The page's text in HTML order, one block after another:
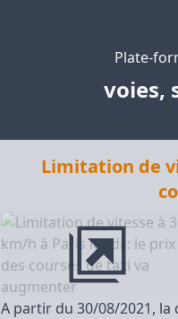
Plate-
voies,
Limitation de
A partir du 30/08/2021,